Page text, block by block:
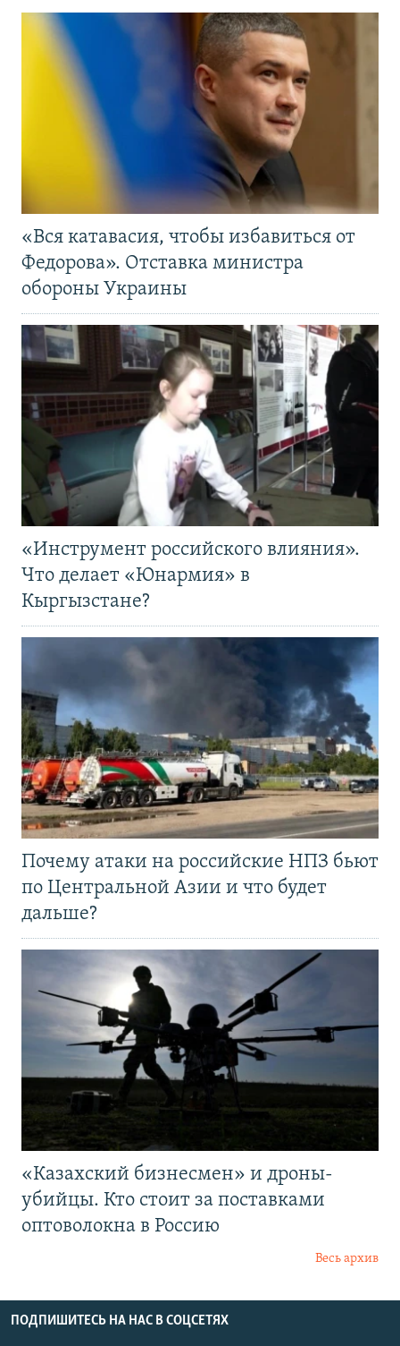
«Вся катавасия, чтобы избавиться от
Федорова». Отставка министра
обороны Украины
«Инструмент российского влияния».
Что делает «Юнармия» в
Кыргызстане?
Почему атаки на российские НПЗ бьют
по Центральной Азии и что будет
дальше?
«Казахский бизнесмен» и дроны-
убийцы. Кто стоит за поставками
оптоволокна в Россию
Весь архив
ПОДПИШИТЕСЬ НА НАС В СОЦСЕТЯХ